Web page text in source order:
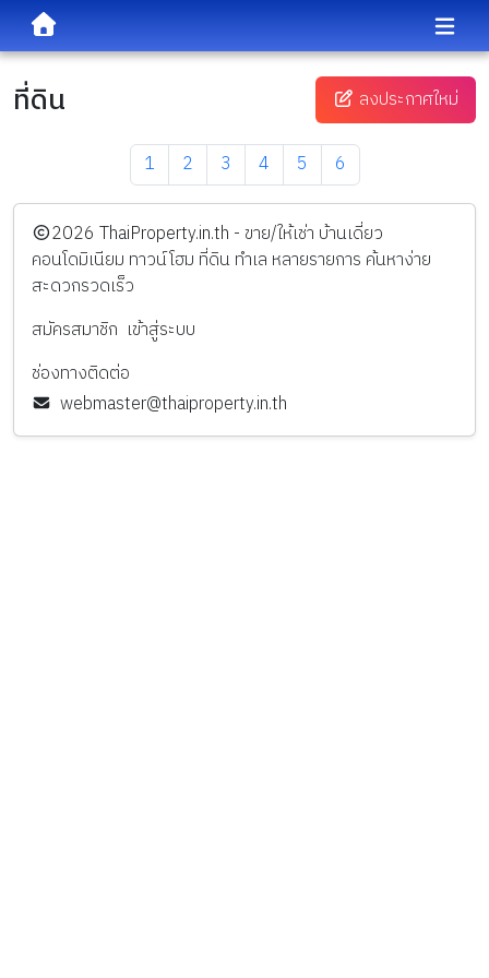
ที่ดิน ลงประกาศใหม่
1 2 3 4 5 6
️2026 ThaiProperty.in.th - ขาย/ให้เช่า บ้านเดี่ยว
คอนโดมิเนียม ทาวน์โฮม ที่ดิน ทำเล หลายรายการ ค้นหาง่าย
สะดวกรวดเร็ว
สมัครสมาชิก เข้าสู่ระบบ
ช่องทางติดต่อ
webmaster@thaiproperty.in.th